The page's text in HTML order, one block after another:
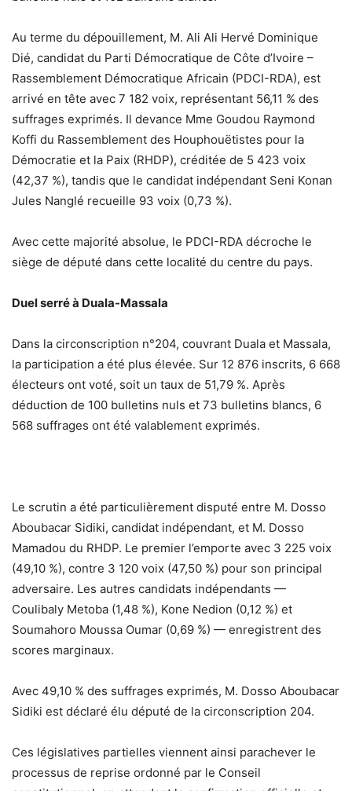
Au terme du dépouillement, M. Ali Ali Hervé Dominique
Dié, candidat du Parti Démocratique de Côte d’Ivoire –
Rassemblement Démocratique Africain (PDCI-RDA), est
arrivé en tête avec 7 182 voix, représentant 56,11 % des
suffrages exprimés. Il devance Mme Goudou Raymond
Koffi du Rassemblement des Houphouëtistes pour la
Démocratie et la Paix (RHDP), créditée de 5 423 voix
(42,37 %), tandis que le candidat indépendant Seni Konan
Jules Nanglé recueille 93 voix (0,73 %).
Avec cette majorité absolue, le PDCI-RDA décroche le
siège de député dans cette localité du centre du pays.
Duel serré à Duala-Massala
Dans la circonscription n°204, couvrant Duala et Massala,
la participation a été plus élevée. Sur 12 876 inscrits, 6 668
électeurs ont voté, soit un taux de 51,79 %. Après
déduction de 100 bulletins nuls et 73 bulletins blancs, 6
568 suffrages ont été valablement exprimés.
Le scrutin a été particulièrement disputé entre M. Dosso
Aboubacar Sidiki, candidat indépendant, et M. Dosso
Mamadou du RHDP. Le premier l’emporte avec 3 225 voix
(49,10 %), contre 3 120 voix (47,50 %) pour son principal
adversaire. Les autres candidats indépendants —
Coulibaly Metoba (1,48 %), Kone Nedion (0,12 %) et
Soumahoro Moussa Oumar (0,69 %) — enregistrent des
scores marginaux.
Avec 49,10 % des suffrages exprimés, M. Dosso Aboubacar
Sidiki est déclaré élu député de la circonscription 204.
Ces législatives partielles viennent ainsi parachever le
processus de reprise ordonné par le Conseil